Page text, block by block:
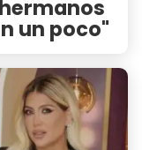
un poco"